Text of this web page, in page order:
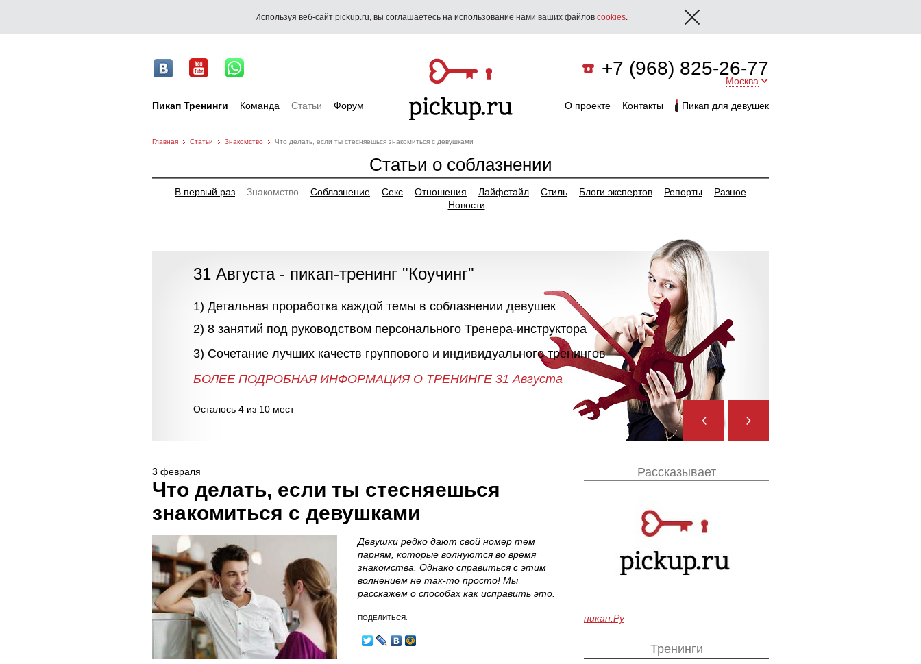
Используя веб-сайт pickup.ru, вы соглашаетесь на использование нами ваших файлов cookies
Пикап Тренинги Команда Статьи Форум
+7 (968) 825-26-77
Москва
О проекте Контакты Пикап для девушек
Главная Статьи Знакомство Что делать, если ты стесняешься знакомиться с девушками
Статьи о соблазнении
В первый раз Знакомство Соблазнение Секс Отношения Лайфстайл Стиль Блоги экспертов Репорты
Разное
Новости
БОЛЕЕ ПОДРОБНАЯ ИНФОРМАЦИЯ О ТРЕНИНГЕ 28-29-30 Августа
31 Августа - пикап-тренинг "Коучинг"
1) Детальная проработка каждой темы в соблазнении девушек
2) 8 занятий под руководством персонального Тренера-инструктора
3) Сочетание лучших качеств группового и индивидуального тренингов
БОЛЕЕ ПОДРОБНАЯ ИНФОРМАЦИЯ О ТРЕНИНГЕ 31 Августа
Осталось 4 из 10 мест
ПИКАП
50 часов практики
Онлайн поддержка 24/7
Незабываемое приключение
Занятия до результата
25-26 Сентября
"Как познакомиться с девушкой"
13 Октября в 20:00
>>>ЗАПИСАТЬСЯ НА МАСТЕР-КЛАСС<<<
3 февраля
Что делать, если ты стесняешься
знакомиться с девушками
Девушки редко дают свой номер тем
парням, которые волнуются во время
знакомства. Однако справиться с этим
волнением не так-то просто! Мы
расскажем о способах как исправить это.
ПОДЕЛИТЬСЯ:
Рассказывает
пикап.Ру
Тренинги